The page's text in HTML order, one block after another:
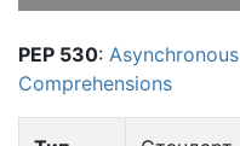
PEP 530: Asynchronous
Comprehensions